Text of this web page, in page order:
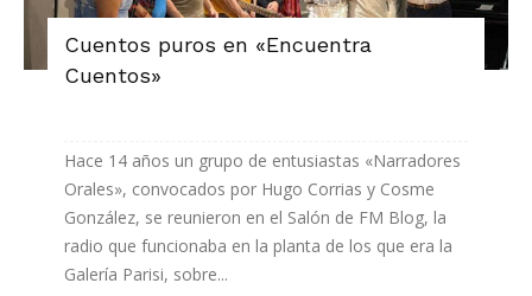
Cuentos puros en «Encuentra
Cuentos»
Hace 14 años un grupo de entusiastas «Narradores
Orales», convocados por Hugo Corrias y Cosme
González, se reunieron en el Salón de FM Blog, la
radio que funcionaba en la planta de los que era la
Galería Parisi, sobre...